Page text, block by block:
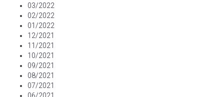
03/2022
02/2022
01/2022
12/2021
11/2021
10/2021
09/2021
08/2021
07/2021